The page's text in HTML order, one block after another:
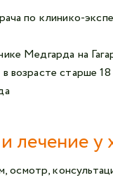
по клинико-
Медгарда на
возрасте старше
лечение
осмотр,